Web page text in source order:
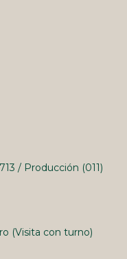
/ Producción (011)
(Visita con turno)